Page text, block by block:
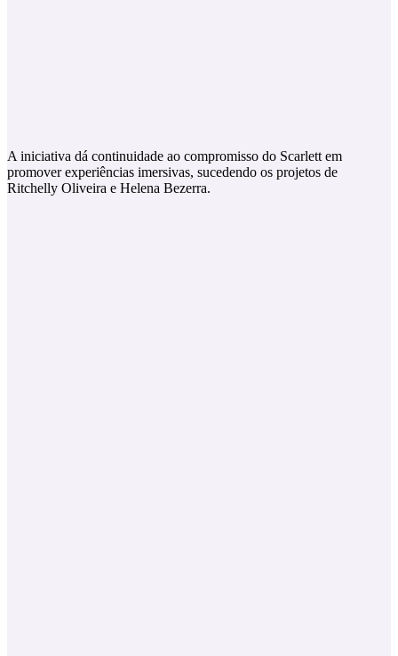
A iniciativa dá continuidade ao compromisso do Scarlett em
promover experiências imersivas, sucedendo os projetos de
Ritchelly Oliveira e Helena Bezerra.